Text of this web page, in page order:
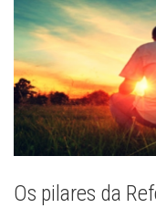
Os pilares da